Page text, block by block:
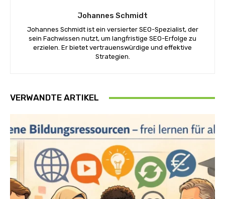
Johannes Schmidt
Johannes Schmidt ist ein versierter SEO-Spezialist, der
sein Fachwissen nutzt, um langfristige SEO-Erfolge zu
erzielen. Er bietet vertrauenswürdige und effektive
Strategien.
VERWANDTE ARTIKEL